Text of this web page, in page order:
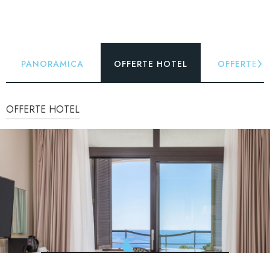
PANORAMICA OFFERTE HOTEL OFFERTE
OFFERTE HOTEL